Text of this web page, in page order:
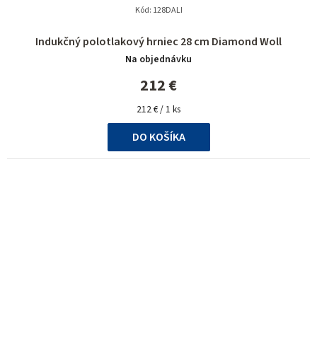
Indukčný polotlakový hrniec 28 cm Diamond Woll
Na objednávku
212 €
Jednotková
cena:
212 € / 1 ks
DO KOŠÍKA
Kód: 128DALI